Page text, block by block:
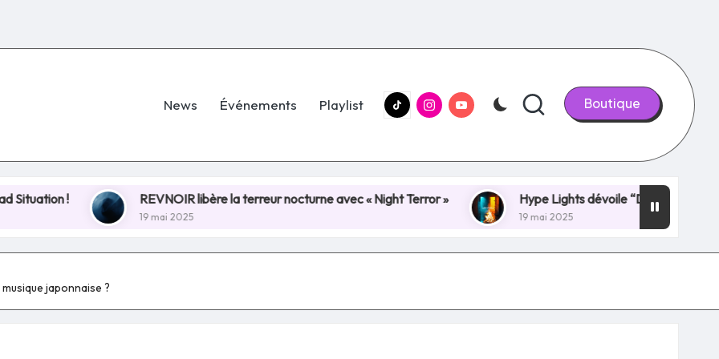
News
Événements Playlist tiktok.comInstagram.com
youtube.com Boutique
REVNOIR libère la terreur nocturne avec « Night Terror »
19 mai 2025
Hype Lights dévoile “Dancing With Demons” :
19 mai 2025
japonnaise ?